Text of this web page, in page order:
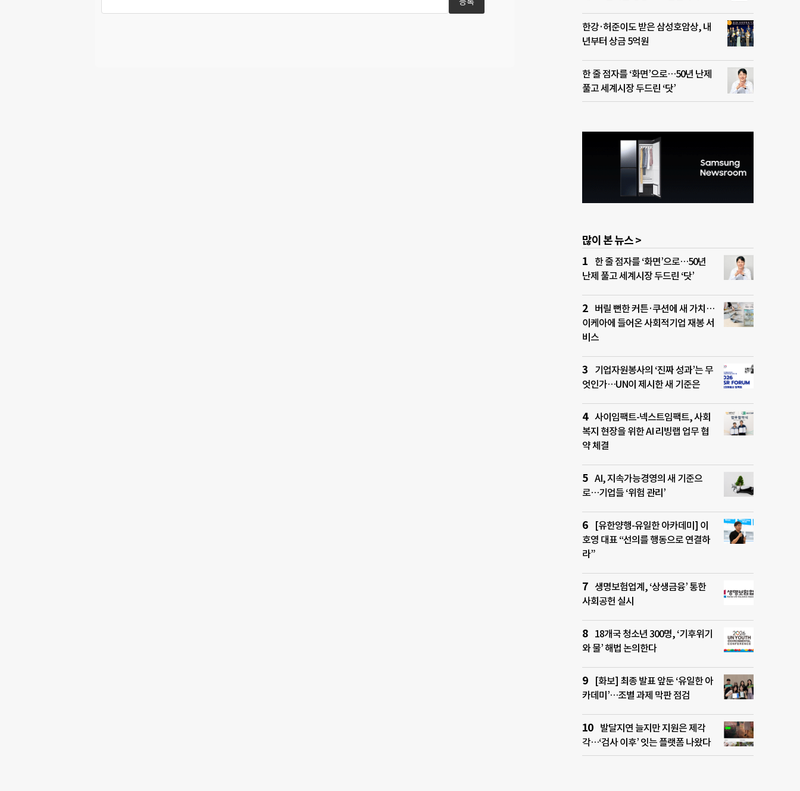
한강·허준이도 받은 삼성호암상, 내
년부터 상금 5억원
한 줄 점자를 ‘화면’으로…50년 난제
풀고 세계시장 두드린 ‘닷’
많이 본 뉴스 >
한 줄 점자를 ‘화면’으로…50년
난제 풀고 세계시장 두드린 ‘닷’
버릴 뻔한 커튼·쿠션에 새 가치…
이케아에 들어온 사회적기업 재봉 서
비스
기업자원봉사의 ‘진짜 성과’는 무
엇인가…UN이 제시한 새 기준은
사이임팩트-넥스트임팩트, 사회
복지 현장을 위한 AI 리빙랩 업무 협
약 체결
AI, 지속가능경영의 새 기준으
로…기업들 ‘위험 관리’
[유한양행-유일한 아카데미] 이
호영 대표 “선의를 행동으로 연결하
라”
생명보험업계, ‘상생금융’ 통한
사회공헌 실시
18개국 청소년 300명, ‘기후위기
와 물’ 해법 논의한다
[화보] 최종 발표 앞둔 ‘유일한 아
카데미’…조별 과제 막판 점검
발달지연 늘지만 지원은 제각
각…‘검사 이후’ 잇는 플랫폼 나왔다